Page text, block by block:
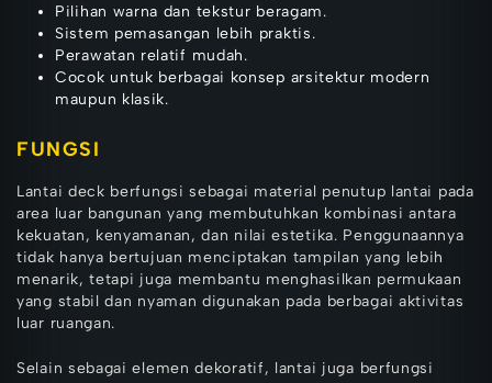
Pilihan warna dan tekstur beragam.
Sistem pemasangan lebih praktis.
Perawatan relatif mudah.
Cocok untuk berbagai konsep arsitektur modern
maupun klasik.
FUNGSI
Lantai deck berfungsi sebagai material penutup lantai pada
area luar bangunan yang membutuhkan kombinasi antara
kekuatan, kenyamanan, dan nilai estetika. Penggunaannya
tidak hanya bertujuan menciptakan tampilan yang lebih
menarik, tetapi juga membantu menghasilkan permukaan
yang stabil dan nyaman digunakan pada berbagai aktivitas
luar ruangan.
Selain sebagai elemen dekoratif, lantai juga berfungsi